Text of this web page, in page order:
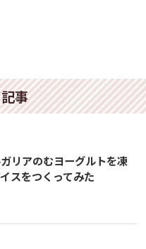
事
リアのむヨーグルトを凍
スをつくってみた